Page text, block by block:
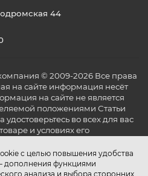
с целью повышения удобства
дополнения функциями
анализа и выбора сторонних
44
© 2009-2026 Все права
на сайте информация несёт
на сайте не является
положениями Статьи
во всех для вас
и условиях его